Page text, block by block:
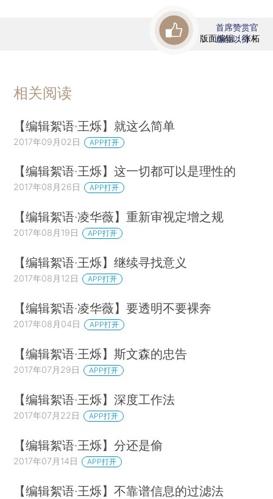
版面编辑：张柘
首席赞赏官
虚位以待
相关阅读
【编辑絮语·王烁】就这么简单
2017年09月02日 APP打开
【编辑絮语·王烁】这一切都可以是理性的
2017年08月26日 APP打开
【编辑絮语·凌华薇】重新审视定增之规
2017年08月19日 APP打开
【编辑絮语·王烁】继续寻找意义
2017年08月12日 APP打开
【编辑絮语·凌华薇】要透明不要裸奔
2017年08月04日 APP打开
【编辑絮语·王烁】斯文森的忠告
2017年07月29日 APP打开
【编辑絮语·王烁】深度工作法
2017年07月22日 APP打开
【编辑絮语·王烁】分还是偷
2017年07月14日 APP打开
【编辑絮语·王烁】不靠谱信息的过滤法